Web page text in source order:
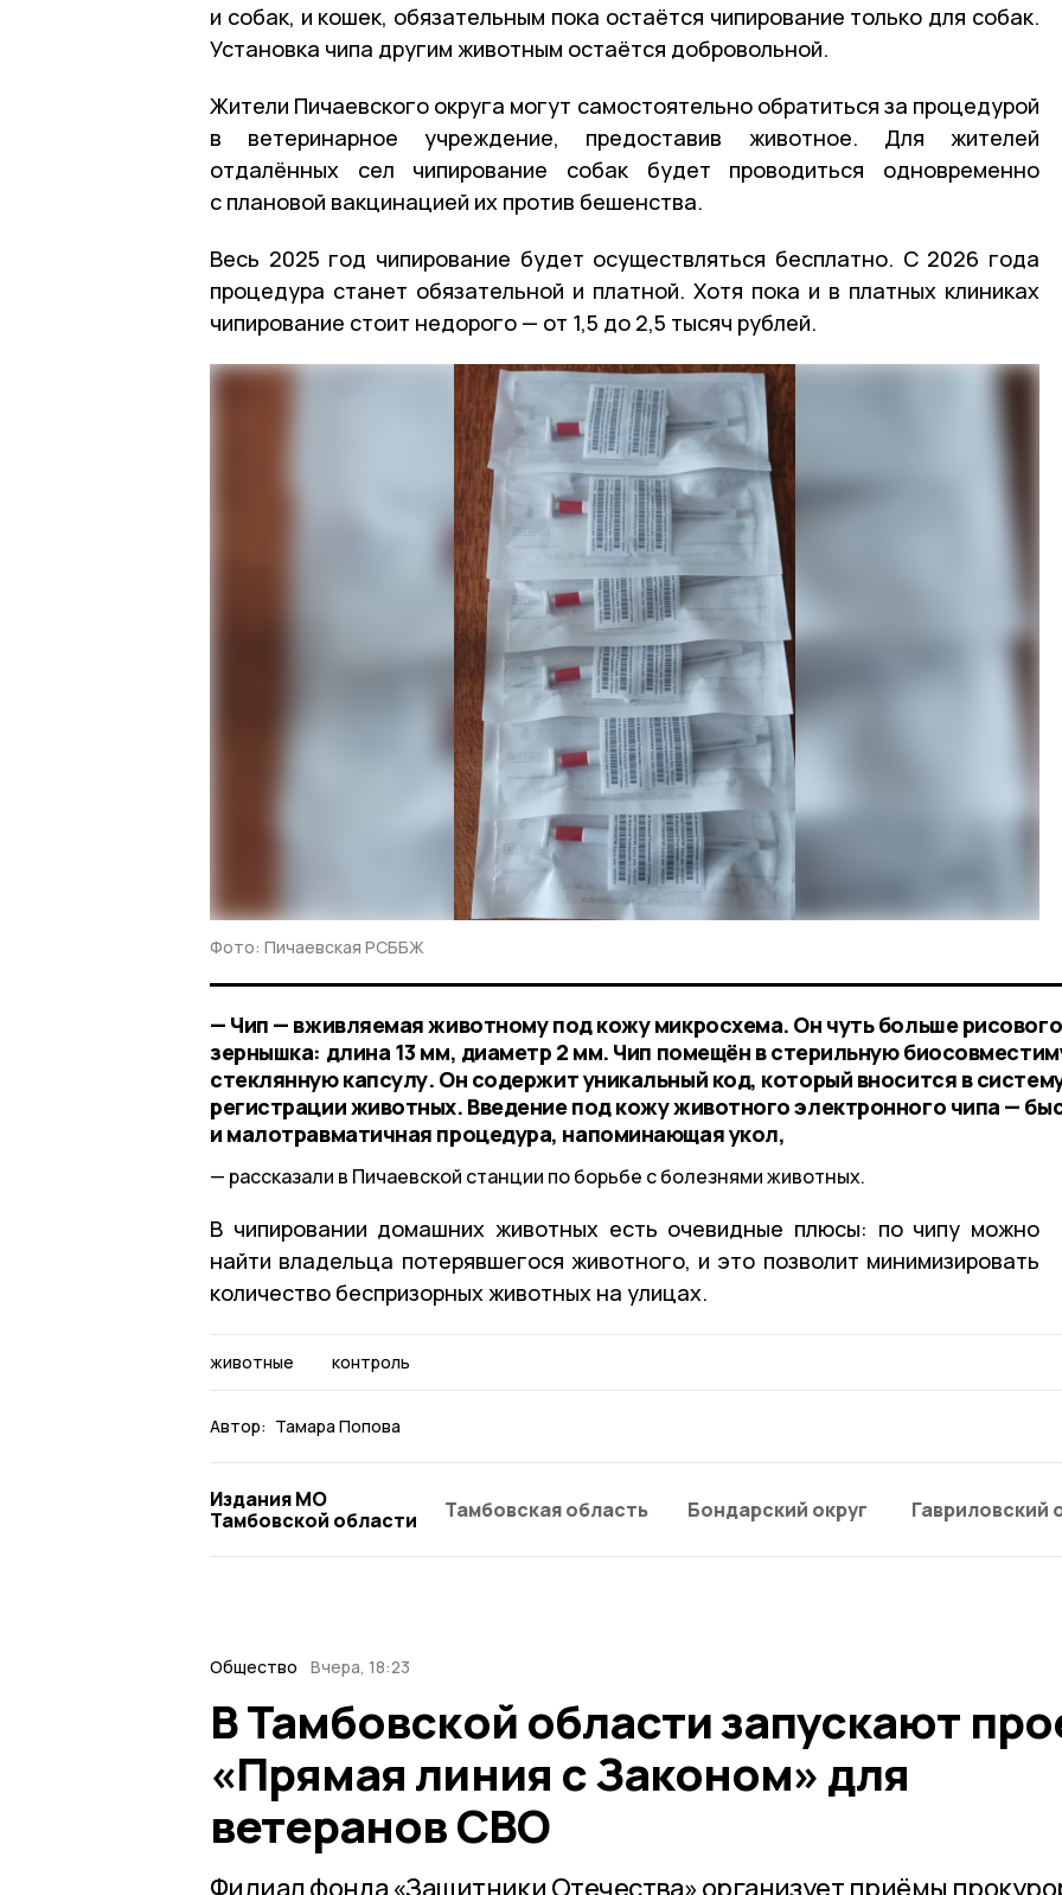
и собак, и кошек, обязательным пока остаётся чипирование только для собак.
Установка чипа другим животным остаётся добровольной.
Жители Пичаевского округа могут самостоятельно обратиться за процедурой
в ветеринарное учреждение, предоставив животное. Для жителей
отдалённых сел чипирование собак будет проводиться одновременно
с плановой вакцинацией их против бешенства.
Весь 2025 год чипирование будет осуществляться бесплатно. С 2026 года
процедура станет обязательной и платной. Хотя пока и в платных клиниках
чипирование стоит недорого — от 1,5 до 2,5 тысяч рублей.
Фото: Пичаевская РСББЖ
— Чип — вживляемая животному под кожу микросхема. Он чуть больше рисового
зернышка: длина 13 мм, диаметр 2 мм. Чип помещён в стерильную
стеклянную капсулу. Он содержит уникальный код, который вносится в
регистрации животных. Введение под кожу животного электронного чипа —
и малотравматичная процедура, напоминающая укол,
рассказали в Пичаевской станции по борьбе с болезнями животных.
В чипировании домашних животных есть очевидные плюсы: по чипу можно
найти владельца потерявшегося животного, и это позволит минимизировать
количество беспризорных животных на улицах.
животные контроль
Автор: Тамара Попова
Издания МО
Тамбовской области
Тамбовская область Бондарский округ Гавриловский
Общество Вчера, 18:23
В Тамбовской области запускают
«Прямая линия с Законом» для
ветеранов СВО